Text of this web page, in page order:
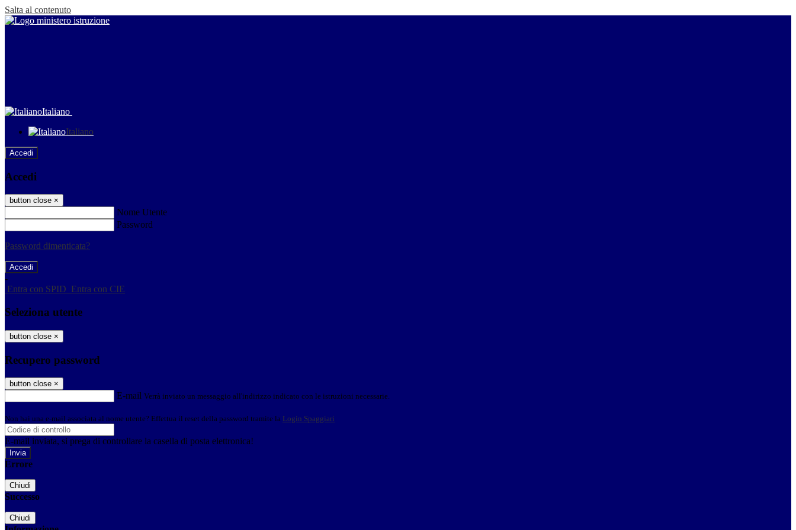
Salta al contenuto
Italiano
Italiano
Accedi
Accedi
button close ×
Nome Utente
Password
Password dimenticata?
-
Entra con SPID Entra con CIE
Seleziona utente
button close ×
Recupero password
button close ×
E-mail Verrà inviato un messaggio all'indirizzo indicato con le istruzioni necessarie.
Non hai una e-mail associata al nome utente? Effettua il reset della password tramite la Login Spaggiari
E-mail inviata, si prega di controllare la casella di posta elettronica!
Errore
Chiudi
Successo
Chiudi